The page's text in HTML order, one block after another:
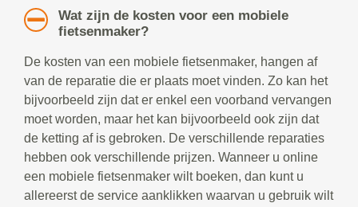
Wat zijn de kosten voor een mobiele
fietsenmaker?
De kosten van een mobiele fietsenmaker, hangen af
van de reparatie die er plaats moet vinden. Zo kan het
bijvoorbeeld zijn dat er enkel een voorband vervangen
moet worden, maar het kan bijvoorbeeld ook zijn dat
de ketting af is gebroken. De verschillende reparaties
hebben ook verschillende prijzen. Wanneer u online
een mobiele fietsenmaker wilt boeken, dan kunt u
allereerst de service aanklikken waarvan u gebruik wilt